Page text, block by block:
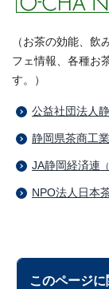
（お茶の効能、飲
フェ情報、各種お
す。）
公益社団法人
静岡県茶商工
JA静岡経済連
NPO法人日本
このページに